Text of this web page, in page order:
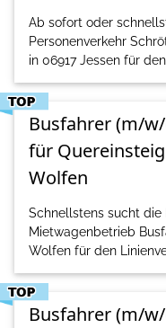
Ab sofort oder
Personenverkehr
in 06917 Jessen für
Busfahrer (m/
für
Wolfen
Schnellstens sucht die
Mietwagenbetrieb
Wolfen für den
Busfahrer (m/